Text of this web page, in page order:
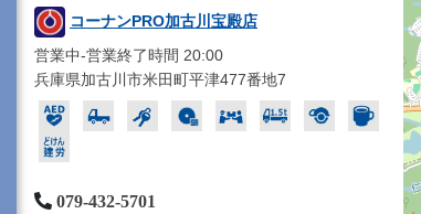
コーナンPRO加古川宝殿店
営業中-営業終了時間 20:00
兵庫県加古川市米田町平津477番地7
079-432-5701